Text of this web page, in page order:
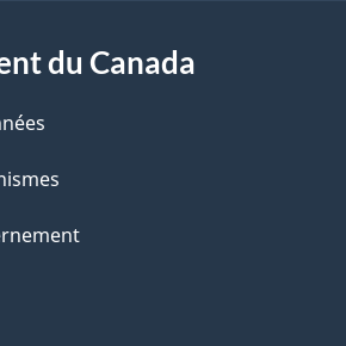
du Canada